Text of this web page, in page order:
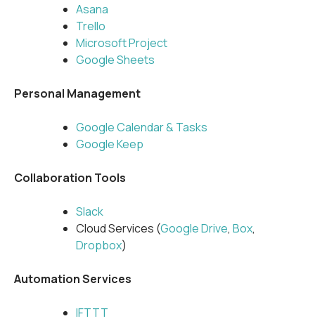
Asana
Trello
Microsoft Project
Google Sheets
Personal Management
Google Calendar & Tasks
Google Keep
Collaboration Tools
Slack
Cloud Services (Google Drive, Box,
Dropbox)
Automation Services
IFTTT